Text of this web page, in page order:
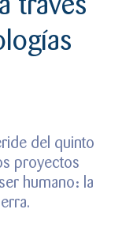
del quinto
proyectos
humano: la